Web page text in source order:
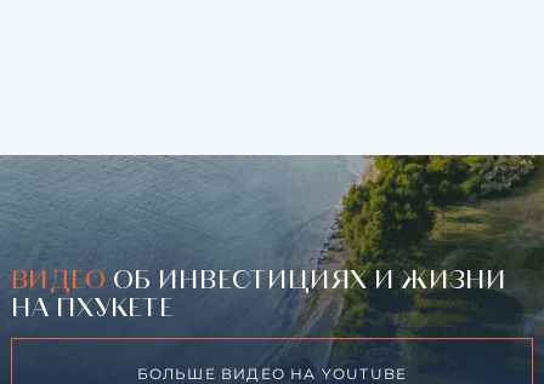
ВИДЕО ОБ ИНВЕСТИЦИЯХ И ЖИЗНИ
НА ПХУКЕТЕ
БОЛЬШЕ ВИДЕО НА YOUTUBE